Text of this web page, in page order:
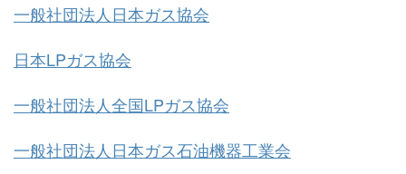
一般社団法人日本ガス協会
日本LPガス協会
一般社団法人全国LPガス協会
一般社団法人日本ガス石油機器工業会